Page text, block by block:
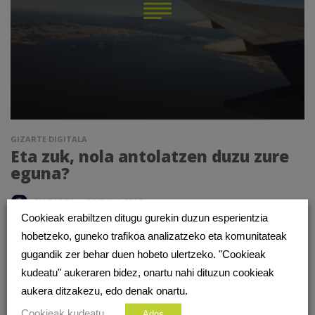
GIZARTE DIGITALA
Eta zuk, nola antolatzen duzu zure
eguna?
ELI GARCIA · 26 IRAILA, 2017
Eli naiz eta hauxe da sarean.eus idazten dudan lehen
artikuloa eta nire buruari ongietorria eman nahi diot idazteko
tartea aurkitu izanagatik, ez dezazuela pentsa lan erraza
Cookieak erabiltzen ditugu gurekin duzun esperientzia
hobetzeko, guneko trafikoa analizatzeko eta komunitateak
gugandik zer behar duen hobeto ulertzeko. "Cookieak
kudeatu" aukeraren bidez, onartu nahi dituzun cookieak
aukera ditzakezu, edo denak onartu.